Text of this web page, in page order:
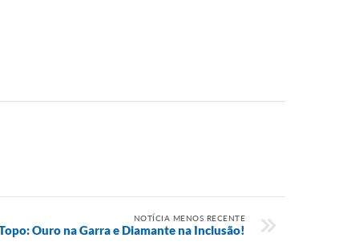
NOTÍCIA MENOS RECENTE
Ouro na Garra e Diamante na Inclusão!